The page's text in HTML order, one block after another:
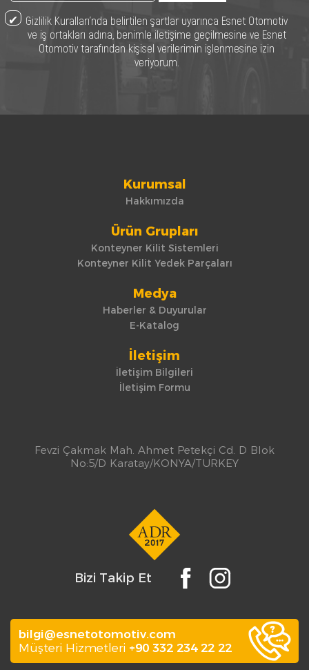
Gizlilik Kuralları’nda belirtilen şartlar uyarınca Esnet Otomotiv
ve iş ortakları adına, benimle iletişime geçilmesine ve Esnet
Otomotiv tarafından kişisel verilerimin işlenmesine izin
veriyorum.
Kurumsal
Hakkımızda
Ürün Grupları
Konteyner Kilit Sistemleri
Konteyner Kilit Yedek Parçaları
Medya
Haberler & Duyurular
E-Katalog
İletişim
İletişim Bilgileri
İletişim Formu
Fevzi Çakmak Mah. Ahmet Petekçi Cd. D Blok
No:5/D Karatay/KONYA/TURKEY
Bizi Takip Et
bilgi@esnetotomotiv.com
Müşteri Hizmetleri +90 332 234 22 22